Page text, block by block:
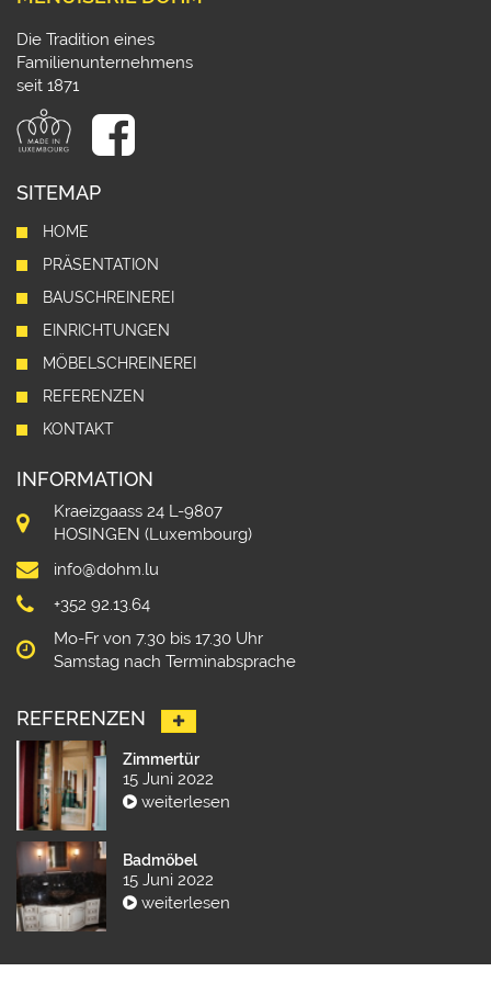
Die Tradition eines
Familienunternehmens
seit 1871
SITEMAP
HOME
PRÄSENTATION
BAUSCHREINEREI
EINRICHTUNGEN
MÖBELSCHREINEREI
REFERENZEN
KONTAKT
INFORMATION
Kraeizgaass 24 L-9807
HOSINGEN (Luxembourg)
info@dohm.lu
+352 92.13.64
Mo-Fr von 7.30 bis 17.30 Uhr
Samstag nach Terminabsprache
REFERENZEN
Zimmertür
15 Juni 2022
weiterlesen
Badmöbel
15 Juni 2022
weiterlesen